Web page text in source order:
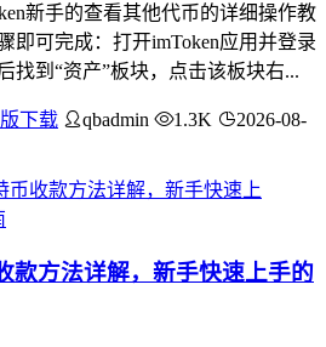
新手的查看其他代币的详细操作教
即可完成：打开imToken应用并登录
找到“资产”板块，点击该板块右...
下载 qbadmin 1.3K
2026-08-
款方法详解，新手快速上手的